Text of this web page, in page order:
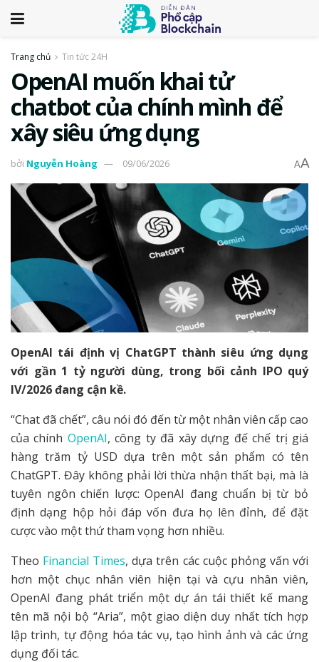
Trang chủ Tin tức 24H
OpenAI muốn khai tử
chatbot của chính mình để
xây siêu ứng dụng
bởi Nguyễn Hoàng 09/06/2026 AA
OpenAI tái định vị ChatGPT thành siêu ứng dụng
với gần 1 tỷ người dùng, trong bối cảnh IPO quý
IV/2026 đang cận kề.
“Chat đã chết”, câu nói đó đến từ một nhân viên cấp cao
của chính OpenAI, công ty đã xây dựng đế chế trị giá
hàng trăm tỷ USD dựa trên một sản phẩm có tên
ChatGPT. Đây không phải lời thừa nhận thất bại, mà là
tuyên ngôn chiến lược: OpenAI đang chuẩn bị từ bỏ
định dạng hộp hỏi đáp vốn đưa họ lên đỉnh, để đặt
cược vào một thứ tham vọng hơn nhiều.
Theo Financial Times, dựa trên các cuộc phỏng vấn với
hơn một chục nhân viên hiện tại và cựu nhân viên,
OpenAI đang phát triển một dự án tái thiết kế mang
tên mã nội bộ “Aria”, một giao diện duy nhất tích hợp
lập trình, tự động hóa tác vụ, tạo hình ảnh và các ứng
dụng đối tác.